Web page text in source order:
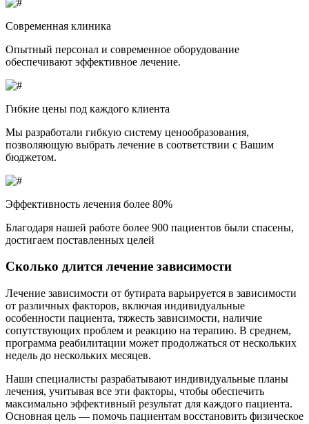
Современная клиника
Опытный персонал и современное оборудование
обеспечивают эффективное лечение.
Гибкие цены под каждого клиента
Мы разработали гибкую систему ценообразования,
позволяющую выбрать лечение в соответствии с Вашим
бюджетом.
Эффективность лечения более 80%
Благодаря нашей работе более 900 пациентов были спасены,
достигаем поставленных целей
Сколько длится лечение зависимости
Лечение зависимости от бутирата варьируется в зависимости
от различных факторов, включая индивидуальные
особенности пациента, тяжесть зависимости, наличие
сопутствующих проблем и реакцию на терапию. В среднем,
программа реабилитации может продолжаться от нескольких
недель до нескольких месяцев.
Наши специалисты разрабатывают индивидуальные планы
лечения, учитывая все эти факторы, чтобы обеспечить
максимально эффективный результат для каждого пациента.
Основная цель — помочь пациентам восстановить физическое